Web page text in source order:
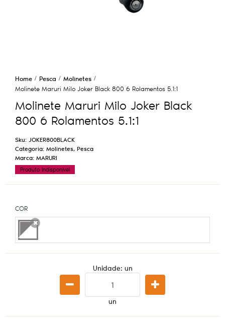
Home Pesca
Molinetes
Molinete Maruri Milo Joker Black 800 6 Rolamentos 5.1:1
Molinete Maruri Milo Joker Black
800 6 Rolamentos 5.1:1
Sku: JOKER800BLACK
Categoria: Molinetes, Pesca
Marca: MARURI
Produto Indisponível
COR
Unidade: un
un